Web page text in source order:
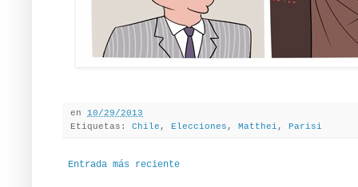
en 10/29/2013
Etiquetas: Chile , Elecciones , Matthei , Parisi
Entrada más reciente